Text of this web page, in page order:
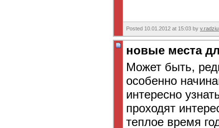
Posted 10.01.2012 at 15:03 by
новые места
Может быть,
особенно
интересно
проходят
теплое время